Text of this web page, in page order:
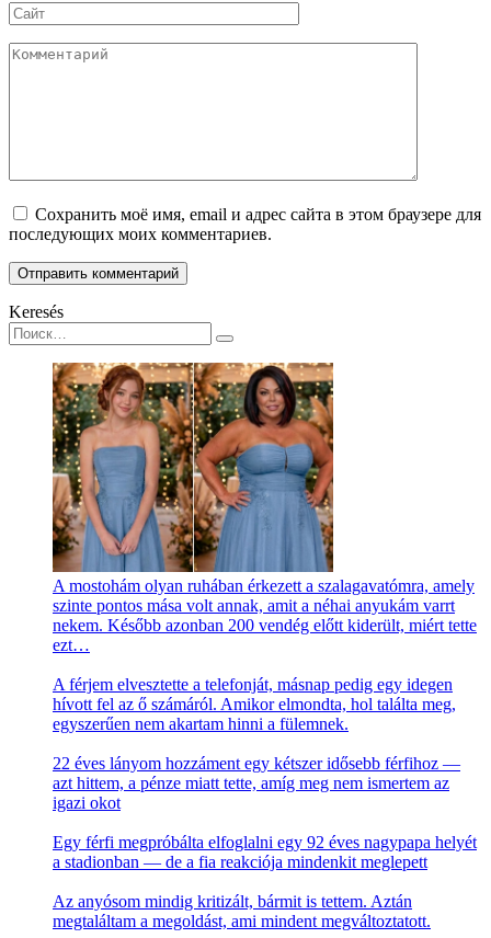
Сайт
Комментарий
Сохранить моё имя, email и адрес сайта в этом браузере для
последующих моих комментариев.
Keresés
Search
for:
A mostohám olyan ruhában érkezett a szalagavatómra, amely
szinte pontos mása volt annak, amit a néhai anyukám varrt
nekem. Később azonban 200 vendég előtt kiderült, miért tette
ezt…
A férjem elvesztette a telefonját, másnap pedig egy idegen
hívott fel az ő számáról. Amikor elmondta, hol találta meg,
egyszerűen nem akartam hinni a fülemnek.
22 éves lányom hozzáment egy kétszer idősebb férfihoz —
azt hittem, a pénze miatt tette, amíg meg nem ismertem az
igazi okot
Egy férfi megpróbálta elfoglalni egy 92 éves nagypapa helyét
a stadionban — de a fia reakciója mindenkit meglepett
Az anyósom mindig kritizált, bármit is tettem. Aztán
megtaláltam a megoldást, ami mindent megváltoztatott.